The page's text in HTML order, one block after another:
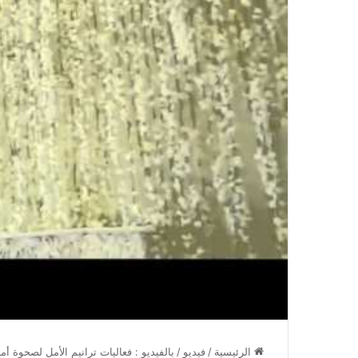
الرئيسية / فيديو / بالفيديو : فعاليات ترانيم الأمل لصحوة